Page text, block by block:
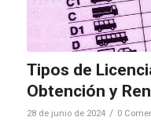
Tipos de
Obtención y
28 de junio de 2024 / 0